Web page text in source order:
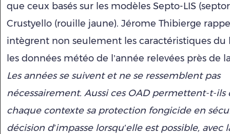
que ceux basés sur les modèles Septo-LIS
Crustyello (rouille jaune). Jérome Thibierge
intègrent non seulement les caractéristiques du
les données météo de l’année relevées près de
Les années se suivent et ne se ressemblent pas
nécessairement. Aussi ces OAD permettent-t-ils
chaque contexte sa protection fongicide en
décision d’impasse lorsqu’elle est possible, avec